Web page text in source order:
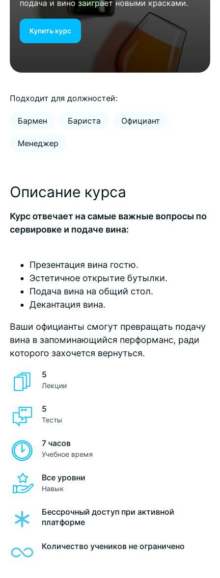
подача и вино заиграет новыми красками.
Купить курс
Подходит для должностей:
Бармен Бариста Официант
Менеджер
Описание курса
Курс отвечает на самые важные вопросы по
сервировке и подаче вина:
Презентация вина гостю.
Эстетичное открытие бутылки.
Подача вина на общий стол.
Декантация вина.
Ваши официанты смогут превращать подачу
вина в запоминающийся перформанс, ради
которого захочется вернуться.
5
Лекции
5
Тесты
7 часов
Учебное время
Все уровни
Навык
Бессрочный доступ при активной
платформе
Количество учеников не ограничено